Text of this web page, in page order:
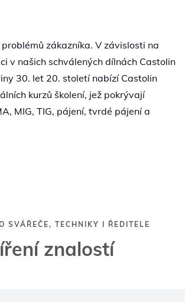
zákazníka. V závislosti na
v našich schválených dílnách Castolin
30. let 20. století nabízí Castolin
kurzů školení, jež pokrývají
MIG, TIG, pájení, tvrdé pájení a
SVÁŘEČE, TECHNIKY I ŘEDITELE
znalostí